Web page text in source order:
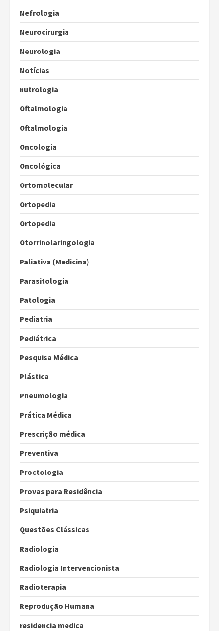
Nefrologia
Neurocirurgia
Neurologia
Notícias
nutrologia
Oftalmologia
Oftalmologia
Oncologia
Oncológica
Ortomolecular
Ortopedia
Ortopedia
Otorrinolaringologia
Paliativa (Medicina)
Parasitologia
Patologia
Pediatria
Pediátrica
Pesquisa Médica
Plástica
Pneumologia
Prática Médica
Prescrição médica
Preventiva
Proctologia
Provas para Residência
Psiquiatria
Questões Clássicas
Radiologia
Radiologia Intervencionista
Radioterapia
Reprodução Humana
residencia medica